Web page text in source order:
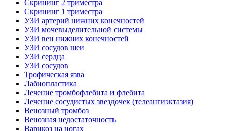
Скрининг 2 триместра
Скрининг 1 триместра
УЗИ артерий нижних конечностей
УЗИ мочевыделительной системы
УЗИ вен нижних конечностей
УЗИ сосудов шеи
УЗИ сердца
УЗИ сосудов
Трофическая язва
Лабиопластика
Лечение тромбофлебита и флебита
Лечение сосудистых звездочек (телеангиэктазия)
Венозный тромбоз
Венозная недостаточность
Варикоз на ногах